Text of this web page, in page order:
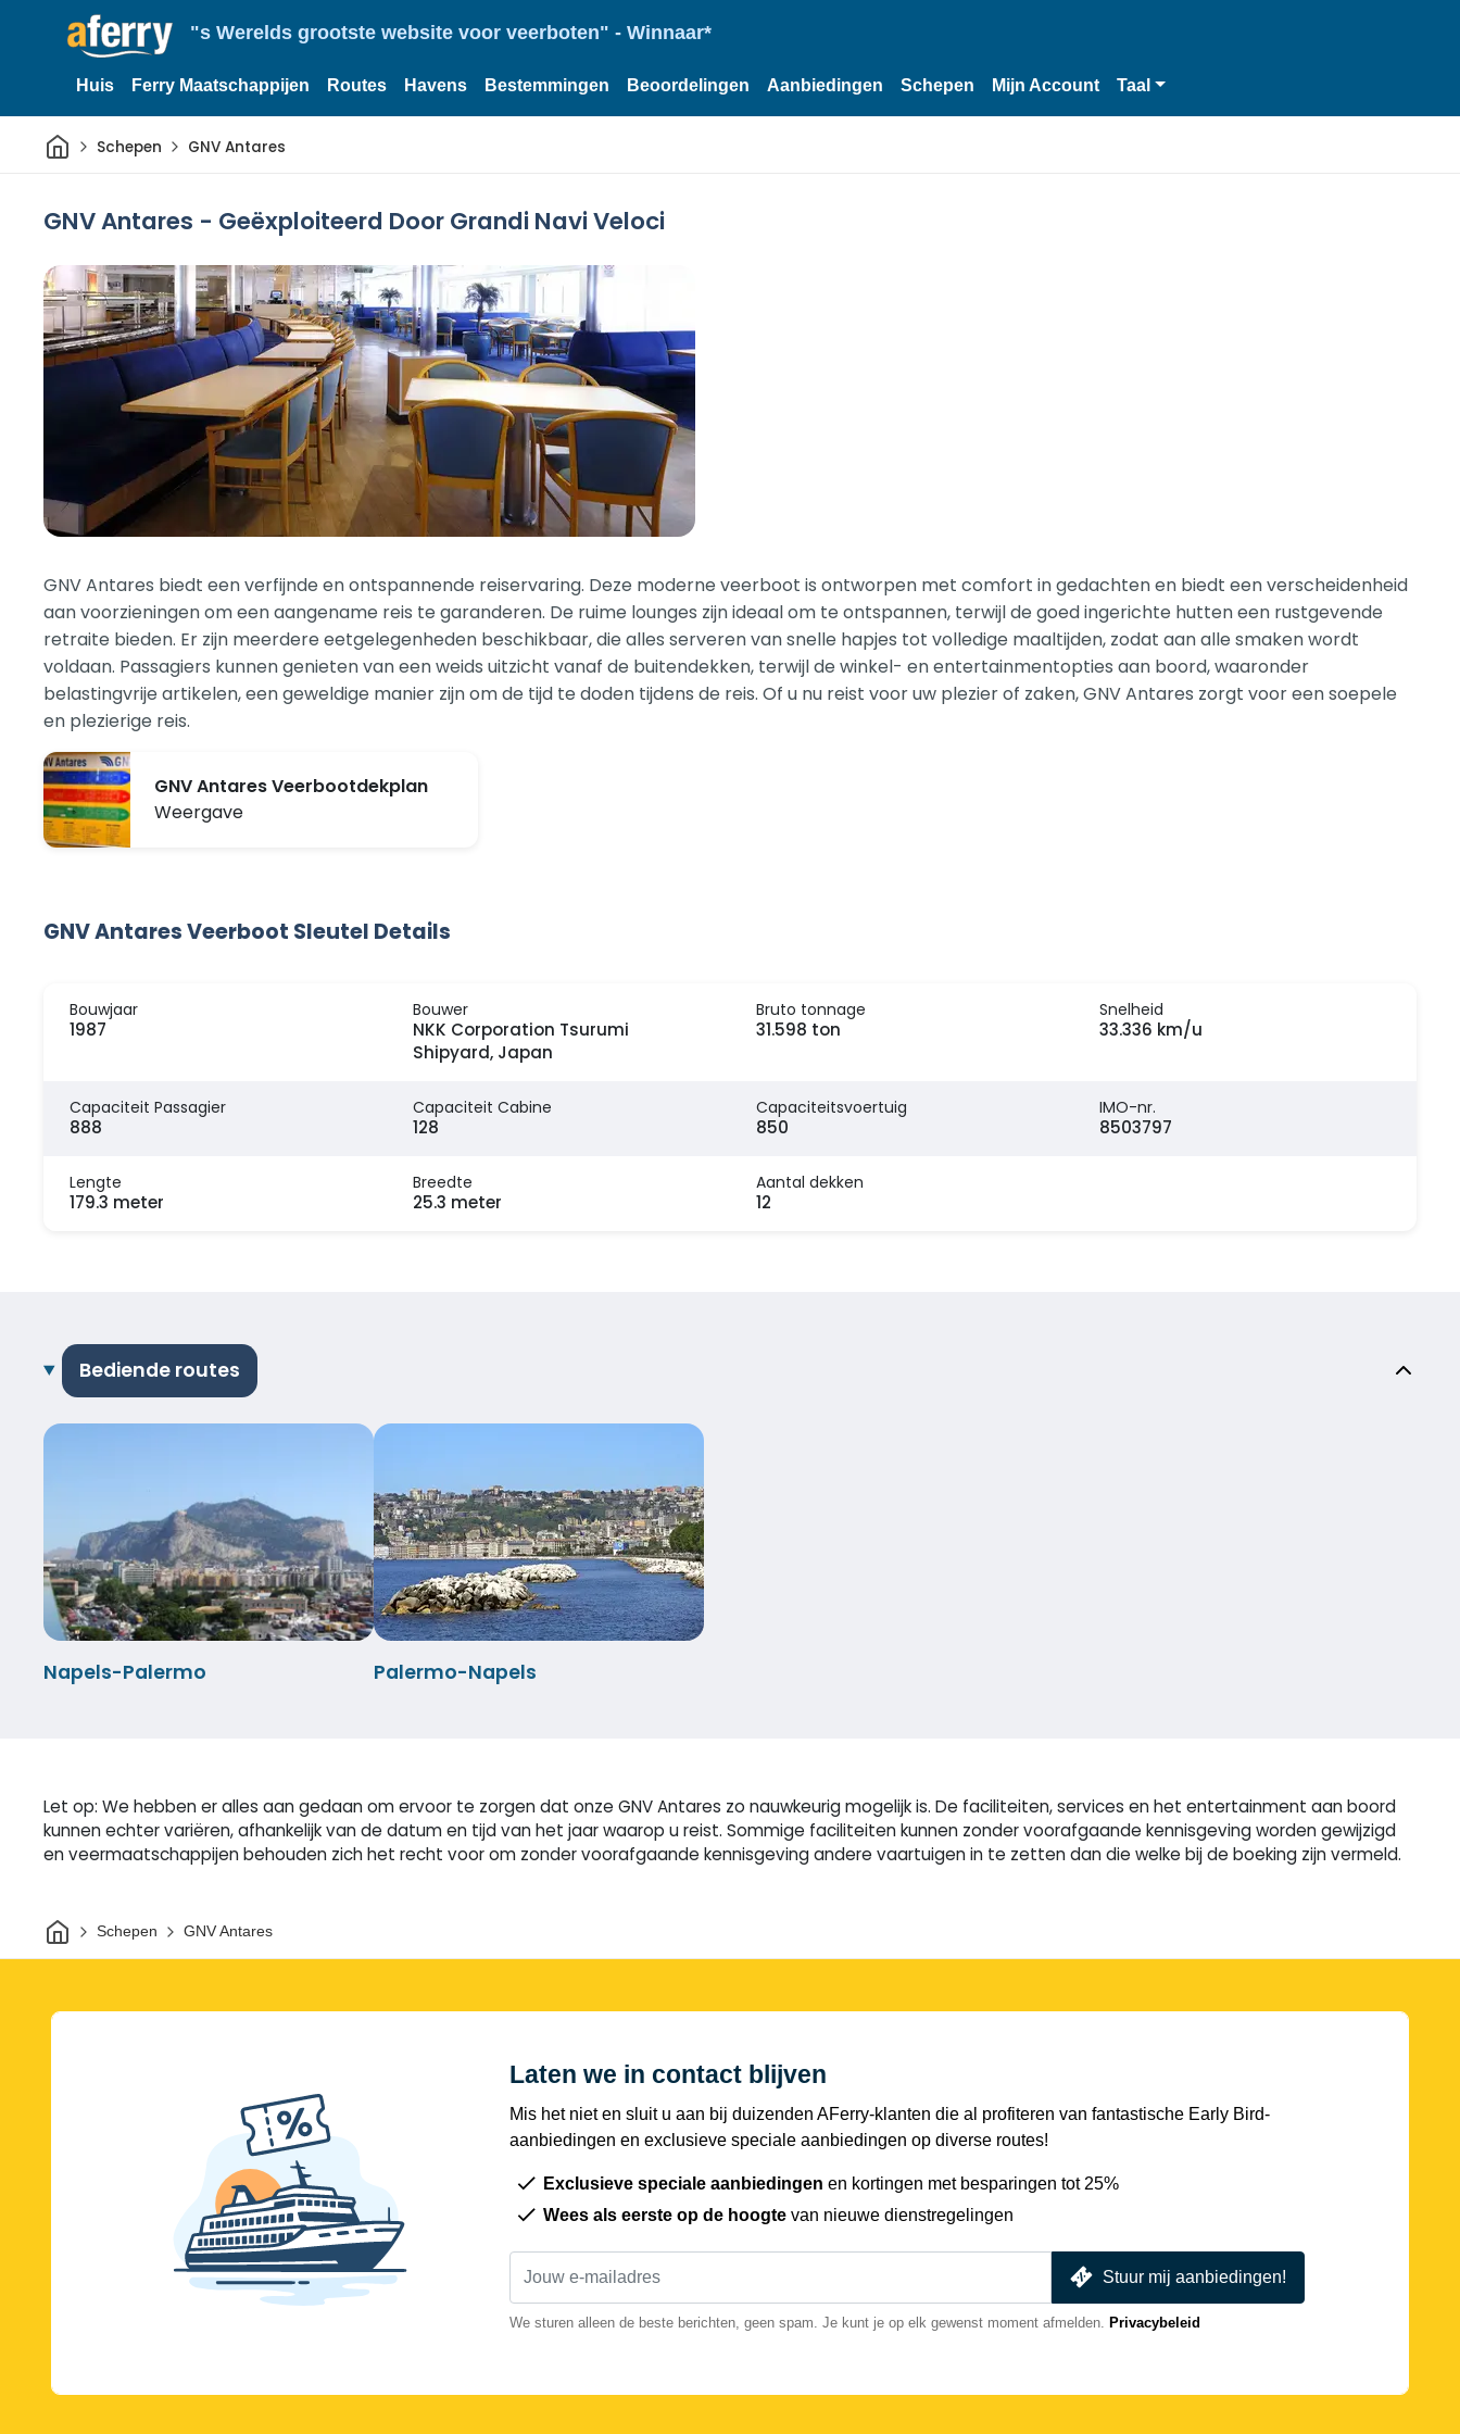
"s Werelds grootste website voor veerboten" - Winnaar*
Huis Ferry Maatschappijen Routes Havens Bestemmingen Beoordelingen Aanbiedingen Schepen Mijn Account Taal
ThuisSchepen GNV Antares
GNV Antares - Geëxploiteerd Door Grandi Navi Veloci
GNV Antares biedt een verfijnde en ontspannende reiservaring. Deze moderne veerboot is ontworpen met comfort in gedachten en biedt een verscheidenheid
aan voorzieningen om een aangename reis te garanderen. De ruime lounges zijn ideaal om te ontspannen, terwijl de goed ingerichte hutten een rustgevende
retraite bieden. Er zijn meerdere eetgelegenheden beschikbaar, die alles serveren van snelle hapjes tot volledige maaltijden, zodat aan alle smaken wordt
voldaan. Passagiers kunnen genieten van een weids uitzicht vanaf de buitendekken, terwijl de winkel- en entertainmentopties aan boord, waaronder
belastingvrije artikelen, een geweldige manier zijn om de tijd te doden tijdens de reis. Of u nu reist voor uw plezier of zaken, GNV Antares zorgt voor een soepele
en plezierige reis.
GNV Antares Veerbootdekplan
Weergave
GNV Antares Veerboot Sleutel Details
Bouwjaar
1987
Bouwer
NKK Corporation Tsurumi
Shipyard, Japan
Bruto tonnage
31.598 ton
Snelheid
33.336 km/u
Capaciteit Passagier
888
Capaciteit Cabine
128
Capaciteitsvoertuig
850
IMO-nr.
8503797
Lengte
179.3 meter
Breedte
25.3 meter
Aantal dekken
12
Bediende routes
Napels-Palermo Palermo-Napels
Let op: We hebben er alles aan gedaan om ervoor te zorgen dat onze GNV Antares zo nauwkeurig mogelijk is. De faciliteiten, services en het entertainment aan boord
kunnen echter variëren, afhankelijk van de datum en tijd van het jaar waarop u reist. Sommige faciliteiten kunnen zonder voorafgaande kennisgeving worden gewijzigd
en veermaatschappijen behouden zich het recht voor om zonder voorafgaande kennisgeving andere vaartuigen in te zetten dan die welke bij de boeking zijn vermeld.
ThuisSchepen GNV Antares
Laten we in contact blijven
Mis het niet en sluit u aan bij duizenden AFerry-klanten die al profiteren van fantastische Early Bird-
aanbiedingen en exclusieve speciale aanbiedingen op diverse routes!
Exclusieve speciale aanbiedingen en kortingen met besparingen tot 25%
Wees als eerste op de hoogte van nieuwe dienstregelingen
Stuur mij aanbiedingen!
We sturen alleen de beste berichten, geen spam. Je kunt je op elk gewenst moment afmelden. Privacybeleid